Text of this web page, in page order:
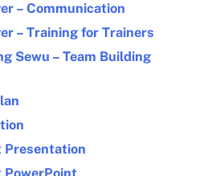
– Communication
– Training for Trainers
Sewu – Team Building
Presentation
PowerPoint